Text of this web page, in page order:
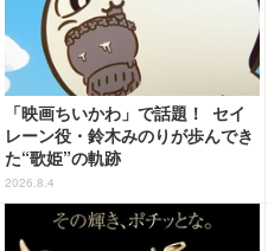
「映画ちいかわ」で話題！ セイ
レーン役・鈴木みのりが歩んでき
た“歌姫”の軌跡
2026.8.4